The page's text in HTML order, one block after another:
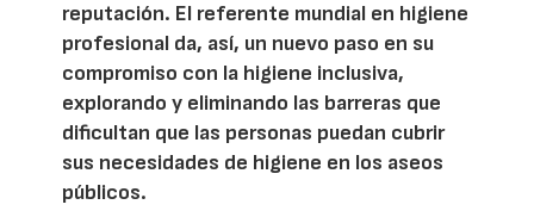
reputación. El referente mundial en higiene
profesional da, así, un nuevo paso en su
compromiso con la higiene inclusiva,
explorando y eliminando las barreras que
dificultan que las personas puedan cubrir
sus necesidades de higiene en los aseos
públicos.